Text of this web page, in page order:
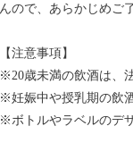
んので、あらかじめご
【注意事項】
※20歳未満の飲酒は、
※妊娠中や授乳期の飲
※ボトルやラベルのデ